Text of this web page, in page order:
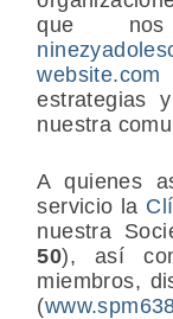
que
website.com
estrategias
nuestra
A quienes
servicio la
nuestra
50), así
miembros,
(